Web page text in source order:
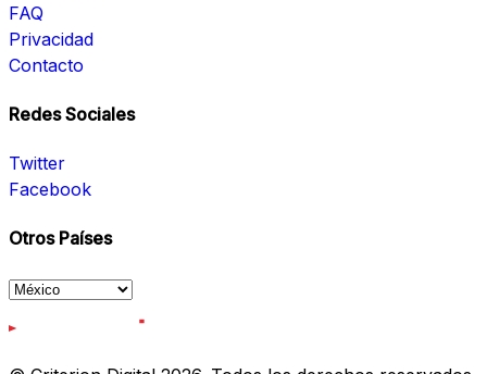
FAQ
Privacidad
Contacto
Redes Sociales
Twitter
Facebook
Otros Países